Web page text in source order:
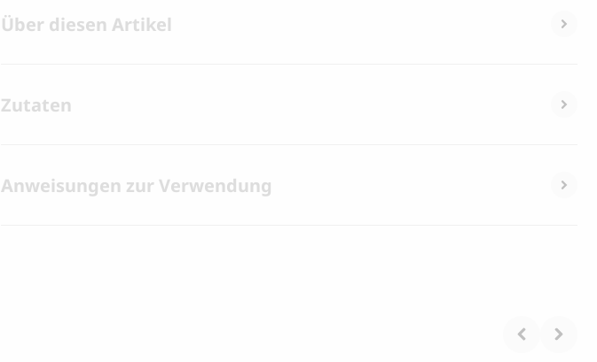
Über diesen Artikel
Zutaten
Anweisungen zur Verwendung